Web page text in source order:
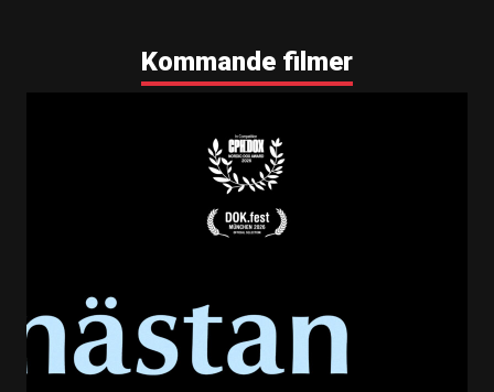
Kommande filmer